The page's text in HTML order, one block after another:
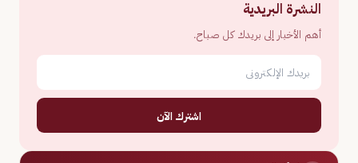
النشرة البريدية
أهم الأخبار إلى بريدك كل صباح.
اشترك الآن